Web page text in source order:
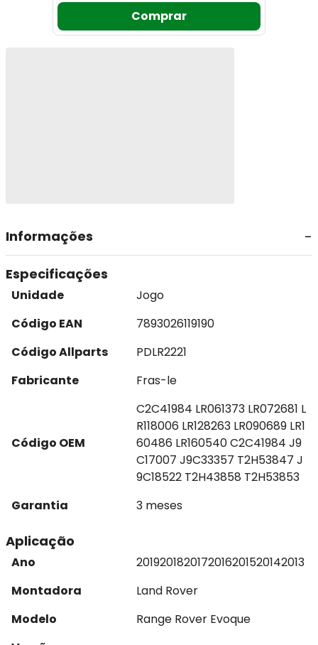
Comprar
Informações
Especificações
Unidade
Jogo
Código EAN
7893026119190
Código Allparts
PDLR2221
Fabricante
Fras-le
Código OEM
C2C41984 LR061373 LR072681 L
R118006 LR128263 LR090689 LR1
60486 LR160540 C2C41984 J9
C17007 J9C33357 T2H53847 J
9C18522 T2H43858 T2H53853
Garantia
3 meses
Aplicação
Ano 2019201820172016201520142013
Montadora
Land Rover
Modelo
Range Rover Evoque